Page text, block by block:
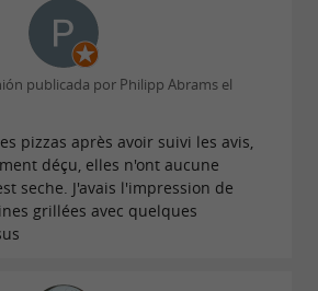
publicada por Philipp Abrams el
pizzas après avoir suivi les avis,
déçu, elles n'ont aucune
seche. J'avais l'impression de
grillées avec quelques